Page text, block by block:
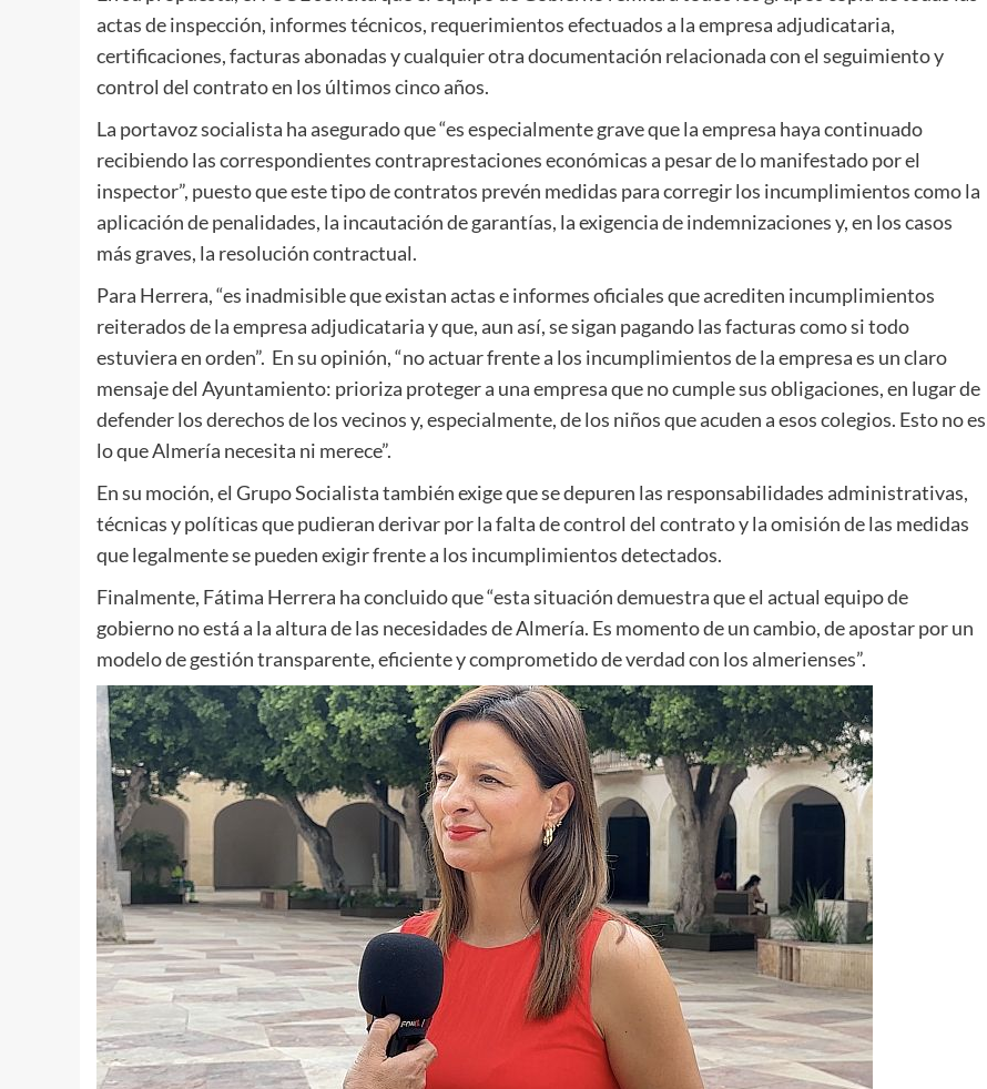
actas de inspección, informes técnicos, requerimientos efectuados a la empresa adjudicataria,
certificaciones, facturas abonadas y cualquier otra documentación relacionada con el seguimiento y
control del contrato en los últimos cinco años.
La portavoz socialista ha asegurado que “es especialmente grave que la empresa haya continuado
recibiendo las correspondientes contraprestaciones económicas a pesar de lo manifestado por el
inspector”, puesto que este tipo de contratos prevén medidas para corregir los incumplimientos como la
aplicación de penalidades, la incautación de garantías, la exigencia de indemnizaciones y, en los casos
más graves, la resolución contractual.
Para Herrera, “es inadmisible que existan actas e informes oficiales que acrediten incumplimientos
reiterados de la empresa adjudicataria y que, aun así, se sigan pagando las facturas como si todo
estuviera en orden”. En su opinión, “no actuar frente a los incumplimientos de la empresa es un claro
mensaje del Ayuntamiento: prioriza proteger a una empresa que no cumple sus obligaciones, en lugar de
defender los derechos de los vecinos y, especialmente, de los niños que acuden a esos colegios. Esto no es
lo que Almería necesita ni merece”.
En su moción, el Grupo Socialista también exige que se depuren las responsabilidades administrativas,
técnicas y políticas que pudieran derivar por la falta de control del contrato y la omisión de las medidas
que legalmente se pueden exigir frente a los incumplimientos detectados.
Finalmente, Fátima Herrera ha concluido que “esta situación demuestra que el actual equipo de
gobierno no está a la altura de las necesidades de Almería. Es momento de un cambio, de apostar por un
modelo de gestión transparente, eficiente y comprometido de verdad con los almerienses”.